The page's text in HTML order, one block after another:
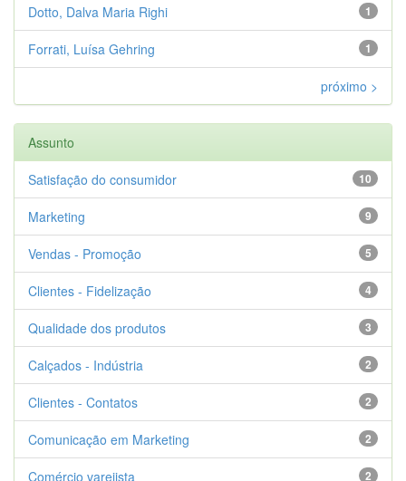
1
Dotto, Dalva Maria Righi
1
Forrati, Luísa Gehring
próximo >
Assunto
10
Satisfação do consumidor
9
Marketing
5
Vendas - Promoção
4
Clientes - Fidelização
3
Qualidade dos produtos
2
Calçados - Indústria
2
Clientes - Contatos
2
Comunicação em Marketing
2
Comércio varejista